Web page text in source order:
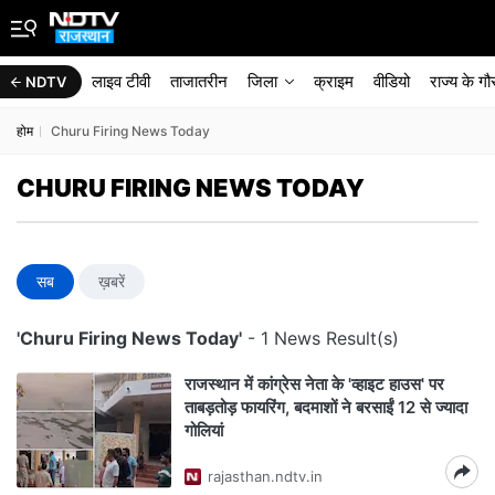
NDTV लाइव टीवी ताजातरीन जिला क्राइम वीडियो राज्‍य के
होम Churu Firing News Today
CHURU FIRING NEWS TODAY
सब ख़बरें
'Churu Firing News Today' - 1 News Result(s)
राजस्थान में कांग्रेस नेता के 'व्हाइट हाउस' पर
ताबड़तोड़ फायरिंग, बदमाशों ने बरसाईं 12 से ज्यादा
गोलियां
rajasthan.ndtv.in